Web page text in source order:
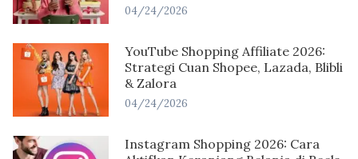
04/24/2026
YouTube Shopping Affiliate 2026:
Strategi Cuan Shopee, Lazada, Blibli
& Zalora
04/24/2026
Instagram Shopping 2026: Cara